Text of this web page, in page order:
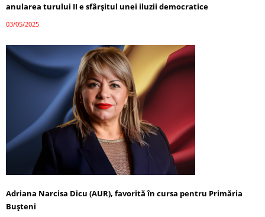
anularea turului II e sfârșitul unei iluzii democratice
03/05/2025
Adriana Narcisa Dicu (AUR), favorită în cursa pentru Primăria
Bușteni